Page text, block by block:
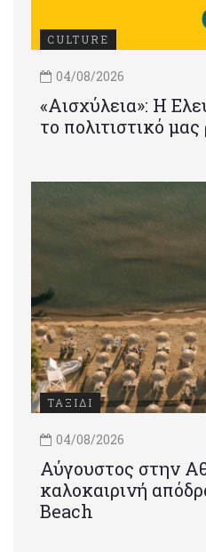
CULTURE
04/08/2026
«Αισχύλεια»: Η
το πολιτιστικό
ΤΑΞΙΔΙ
04/08/2026
Αύγουστος στην
καλοκαιρινή
Beach